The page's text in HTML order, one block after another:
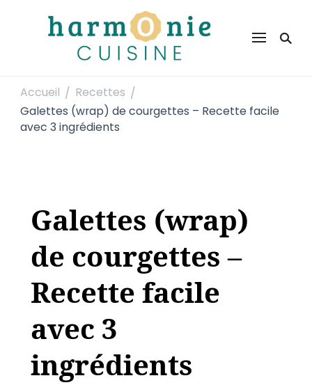
Harmonie Cuisine
Accueil / Recettes /
Galettes (wrap) de courgettes – Recette facile
avec 3 ingrédients
Galettes (wrap)
de courgettes –
Recette facile
avec 3
ingrédients